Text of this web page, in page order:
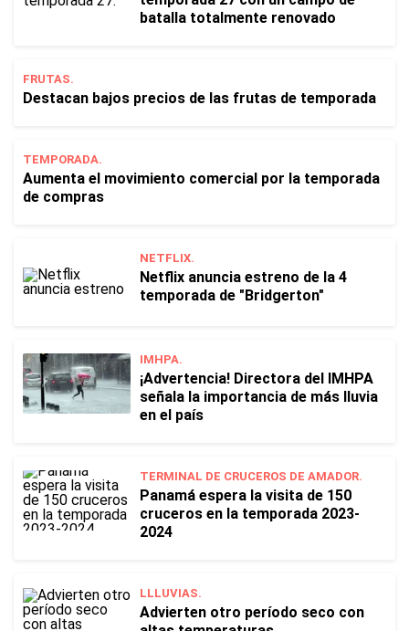
batalla totalmente renovado
FRUTAS.
Destacan bajos precios de las frutas de temporada
TEMPORADA.
Aumenta el movimiento comercial por la temporada
de compras
NETFLIX.
Netflix anuncia estreno de la 4
temporada de "Bridgerton"
IMHPA.
¡Advertencia! Directora del IMHPA
señala la importancia de más lluvia
en el país
TERMINAL DE CRUCEROS DE AMADOR.
Panamá espera la visita de 150
cruceros en la temporada 2023-
2024
LLLUVIAS.
Advierten otro período seco con